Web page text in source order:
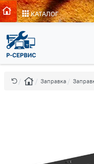
КАТАЛОГ
Заправка